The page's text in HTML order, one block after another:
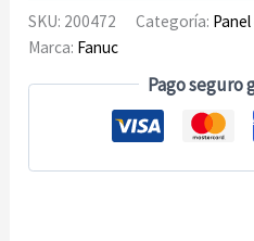
7,2″
cantidad
SKU: 200472 Categoría:
Marca: Fanuc
Pago seguro